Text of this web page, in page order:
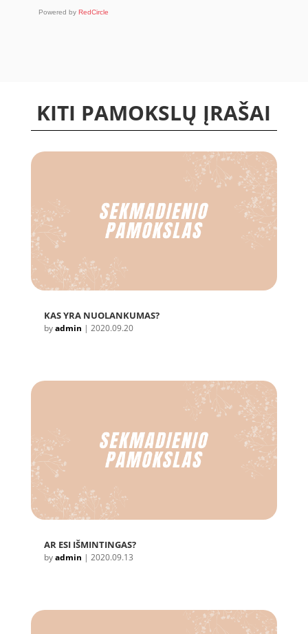
Powered by RedCircle
KITI PAMOKSLŲ ĮRAŠAI
KAS YRA NUOLANKUMAS?
byadmin | 2020.09.20
AR ESI IŠMINTINGAS?
byadmin | 2020.09.13